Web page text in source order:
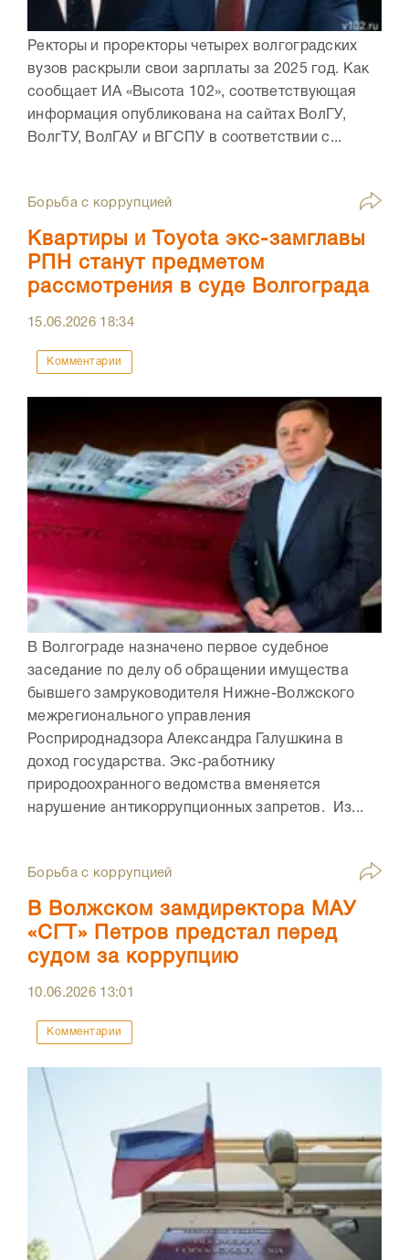
Ректоры и проректоры четырех волгоградских
вузов раскрыли свои зарплаты за 2025 год. Как
сообщает ИА «Высота 102», соответствующая
информация опубликована на сайтах ВолГУ,
ВолгТУ, ВолГАУ и ВГСПУ в соответствии с...
Борьба с коррупцией
Квартиры и Toyota экс-замглавы
РПН станут предметом
рассмотрения в суде Волгограда
15.06.2026 18:34
Комментарии
В Волгограде назначено первое судебное
заседание по делу об обращении имущества
бывшего замруководителя Нижне-Волжского
межрегионального управления
Росприроднадзора Александра Галушкина в
доход государства. Экс-работнику
природоохранного ведомства вменяется
нарушение антикоррупционных запретов. Из...
Борьба с коррупцией
В Волжском замдиректора МАУ
«СГТ» Петров предстал перед
судом за коррупцию
10.06.2026 13:01
Комментарии